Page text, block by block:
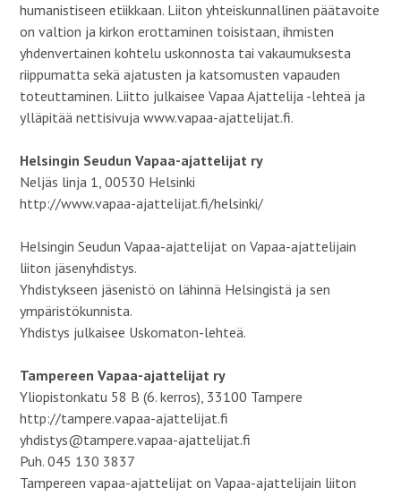
humanistiseen etiikkaan. Liiton yhteiskunnallinen päätavoite
on valtion ja kirkon erottaminen toisistaan, ihmisten
yhdenvertainen kohtelu uskonnosta tai vakaumuksesta
riippumatta sekä ajatusten ja katsomusten vapauden
toteuttaminen. Liitto julkaisee Vapaa Ajattelija -lehteä ja
ylläpitää nettisivuja www.vapaa-ajattelijat.fi.
Helsingin Seudun Vapaa-ajattelijat ry
Neljäs linja 1, 00530 Helsinki
http://www.vapaa-ajattelijat.fi/helsinki/
Helsingin Seudun Vapaa-ajattelijat on Vapaa-ajattelijain
liiton jäsenyhdistys.
Yhdistykseen jäsenistö on lähinnä Helsingistä ja sen
ympäristökunnista.
Yhdistys julkaisee Uskomaton-lehteä.
Tampereen Vapaa-ajattelijat ry
Yliopistonkatu 58 B (6. kerros), 33100 Tampere
http://tampere.vapaa-ajattelijat.fi
yhdistys@tampere.vapaa-ajattelijat.fi
Puh. 045 130 3837
Tampereen vapaa-ajattelijat on Vapaa-ajattelijain liiton